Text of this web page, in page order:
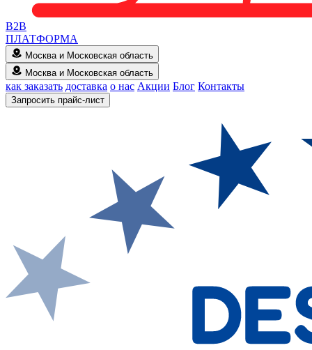
B2B
ПЛАТФОРМА
Москва и Московская область
Москва и Московская область
как заказать доставка о нас Акции Блог Контакты
Запросить прайс-лист